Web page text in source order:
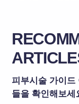
피부시술 가이드
들을 확인해보세